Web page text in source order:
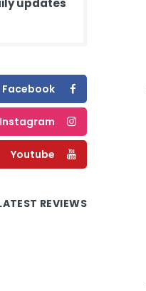
updates
Facebook
Instagram
Youtube
REVIEWS